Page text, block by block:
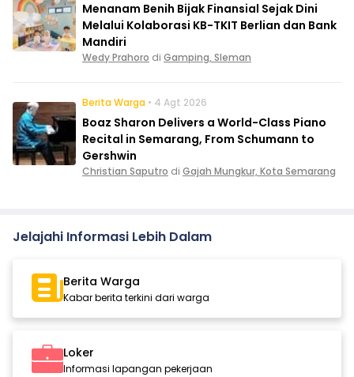
Menanam Benih Bijak Finansial Sejak Dini
Melalui Kolaborasi KB-TKIT Berlian dan Bank
Mandiri
Wedy Prahoro di Gamping, Sleman
Berita Warga • 4 Agt 2026
Boaz Sharon Delivers a World-Class Piano
Recital in Semarang, From Schumann to
Gershwin
Christian Saputro di Gajah Mungkur, Kota Semarang
Jelajahi Informasi Lebih Dalam
Berita Warga
Kabar berita terkini dari warga
Loker
Informasi lapangan pekerjaan